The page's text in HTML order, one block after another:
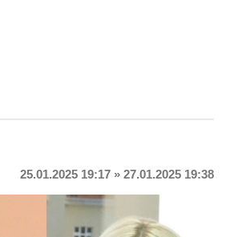
25.01.2025 19:17 » 27.01.2025 19:38